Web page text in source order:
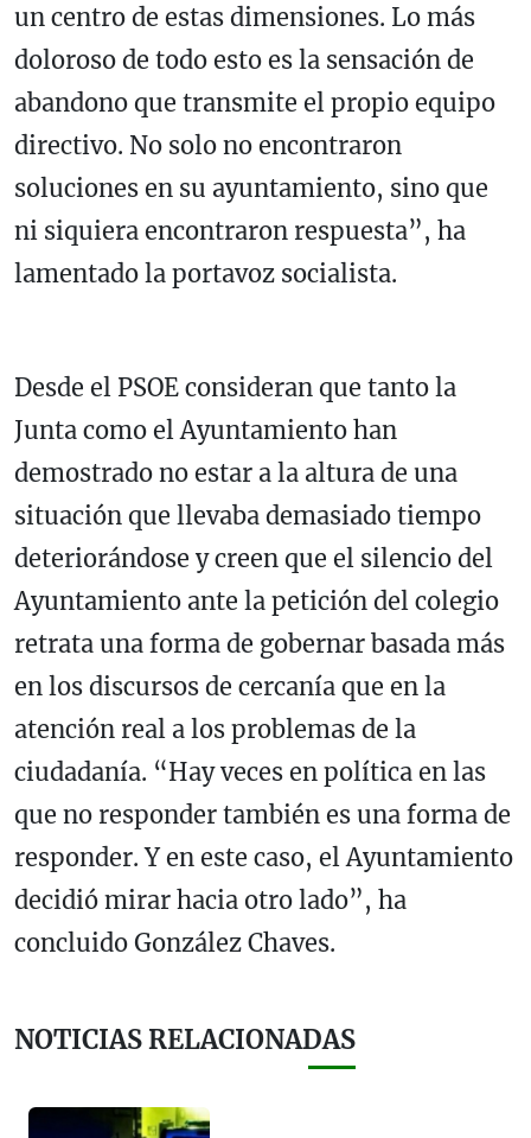
un centro de estas dimensiones. Lo más
doloroso de todo esto es la sensación de
abandono que transmite el propio equipo
directivo. No solo no encontraron
soluciones en su ayuntamiento, sino que
ni siquiera encontraron respuesta”, ha
lamentado la portavoz socialista.
Desde el PSOE consideran que tanto la
Junta como el Ayuntamiento han
demostrado no estar a la altura de una
situación que llevaba demasiado tiempo
deteriorándose y creen que el silencio del
Ayuntamiento ante la petición del colegio
retrata una forma de gobernar basada más
en los discursos de cercanía que en la
atención real a los problemas de la
ciudadanía. “Hay veces en política en las
que no responder también es una forma de
responder. Y en este caso, el Ayuntamiento
decidió mirar hacia otro lado”, ha
concluido González Chaves.
NOTICIAS RELACIONADAS